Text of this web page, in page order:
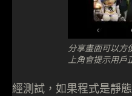
分享畫面可以方
上角會提示用戶
經測試，如果程式是靜